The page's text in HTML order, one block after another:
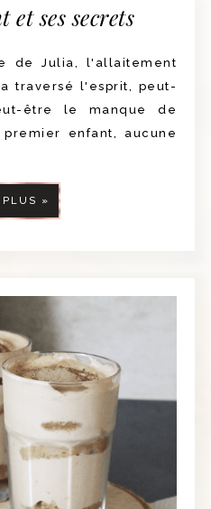
ses secrets
de Julia, l'allaitement
traversé l'esprit, peut-
être le manque de
enfant, aucune
PLUS »